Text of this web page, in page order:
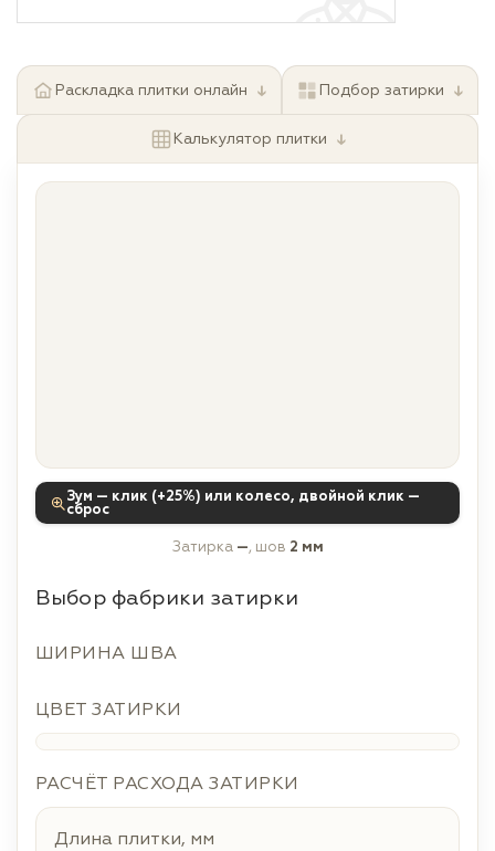
Раскладка плитки онлайн ↓ Подбор затирки ↓
Калькулятор плитки ↓
Зум — клик (+25%) или колесо, двойной клик —
сброс
Затирка —, шов 2 мм
Выбор фабрики затирки
ШИРИНА ШВА
ЦВЕТ ЗАТИРКИ
РАСЧЁТ РАСХОДА ЗАТИРКИ
Длина плитки, мм